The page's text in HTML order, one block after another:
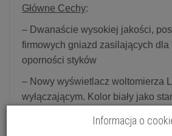
Główne Cechy:
– Dwanaście wysokiej jakości,
firmowych gniazd zasilających dla
oporności styków
– Nowy wyświetlacz woltomierza
wyłączającym. Kolor biały jako
Informacja o